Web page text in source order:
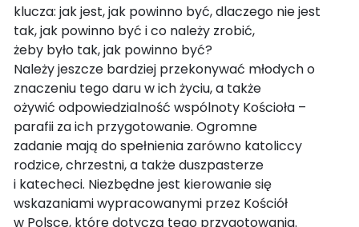
klucza: jak jest, jak powinno być, dlaczego nie jest
tak, jak powinno być i co należy zrobić,
żeby było tak, jak powinno być?
Należy jeszcze bardziej przekonywać młodych o
znaczeniu tego daru w ich życiu, a także
ożywić odpowiedzialność wspólnoty Kościoła –
parafii za ich przygotowanie. Ogromne
zadanie mają do spełnienia zarówno katoliccy
rodzice, chrzestni, a także duszpasterze
i katecheci. Niezbędne jest kierowanie się
wskazaniami wypracowanymi przez Kościół
w Polsce, które dotyczą tego przygotowania.